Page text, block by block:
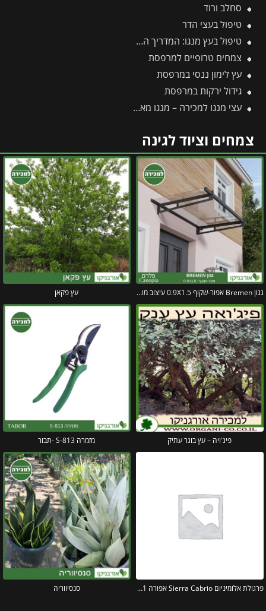
סחלב ורוד
טיפול בעצי הדר
טיפול בעץ מנגו: המדריך המקצועי לשמירה על עץ בריא ופרודוקטיבי
צמחים טרופיים למרפסת
עץ לימון ננסי במרפסת
גידול ירקות במרפסת
עצי מנגו למכירה – מנגו מאיה, זנים מיוחדים, ועצים מורכבים מהפרויקט
צמחים וציוד לגינה
גגון Bremen אפור-שקוף 0.9X1.5 עיצוב מודרני מבית פלרם – Canopia עץ פקאן
פיג'ויה – עץ בוגר עתיק מזמרה S-813 -תבור
פרגולת אלומיניום Sierra Cabrio אפורה 3X3.1 נפתחת מבית פלרם – Canopia סנסיווריה